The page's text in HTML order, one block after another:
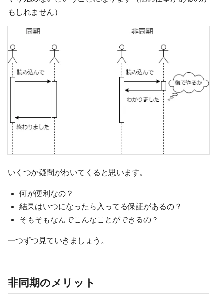
もしれません）
いくつか疑問がわいてくると思います。
何が便利なの？
結果はいつになったら入ってる保証があるの？
そもそもなんでこんなことができるの？
一つずつ見ていきましょう。
非同期のメリット